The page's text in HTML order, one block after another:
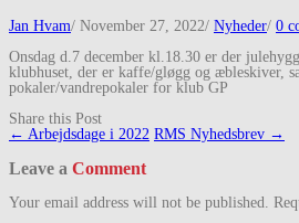
Jan Hvam/ November 27, 2022/ Nyheder/ 0
Onsdag d.7 december kl.18.30 er der
klubhuset, der er kaffe/gløgg og æbleskiver,
pokaler/vandrepokaler for klub GP
Share this Post
Post
← Arbejdsdage i 2022 RMS Nyhedsbrev →
Leave a Comment
Your email address will not be published.